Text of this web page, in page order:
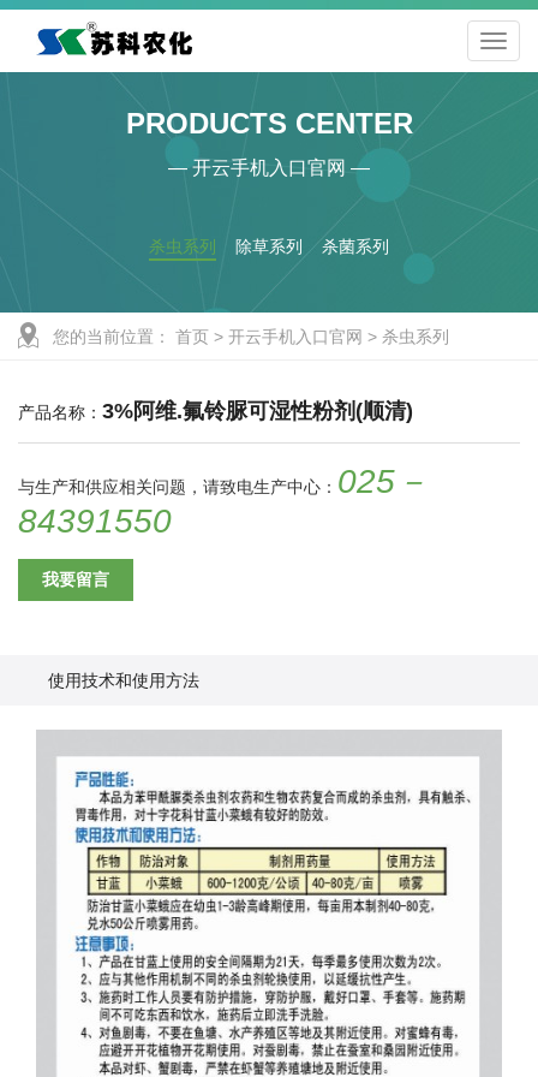
PRODUCTS CENTER
— 开云手机入口官网 —
杀虫系列 除草系列 杀菌系列
您的当前位置： 首页 > 开云手机入口官网 > 杀虫系列
产品名称： 3%阿维.氟铃脲可湿性粉剂(顺清)
与生产和供应相关问题，请致电生产中心： 025－
84391550
我要留言
使用技术和使用方法